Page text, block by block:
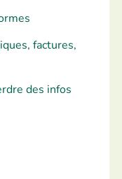
factures,
des infos